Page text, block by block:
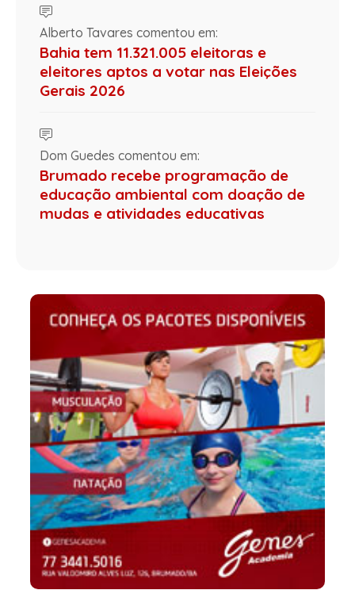
Alberto Tavares comentou em:
Bahia tem 11.321.005 eleitoras e
eleitores aptos a votar nas Eleições
Gerais 2026
Dom Guedes comentou em:
Brumado recebe programação de
educação ambiental com doação de
mudas e atividades educativas